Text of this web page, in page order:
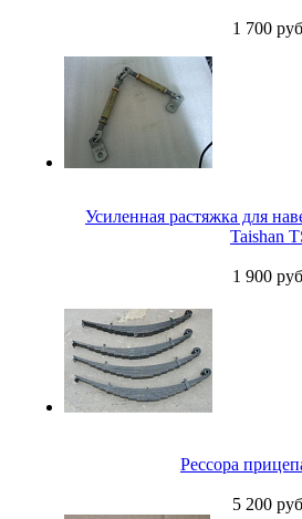
1 700
Усиленная растяжка для
Taishan
1 900
Рессора
5 200